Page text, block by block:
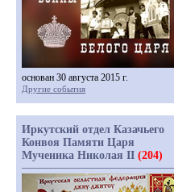
основан 30 августа 2015 г.
Другие события
Иркутский отдел Казачьего
Конвоя Памяти Царя
Мученика Николая II (204)